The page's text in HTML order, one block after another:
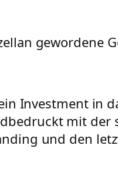
Investment in
mit der
und den